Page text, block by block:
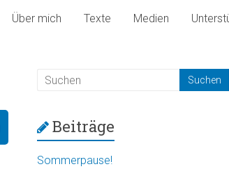
Über mich Texte Medien
Beiträge
Sommerpause!